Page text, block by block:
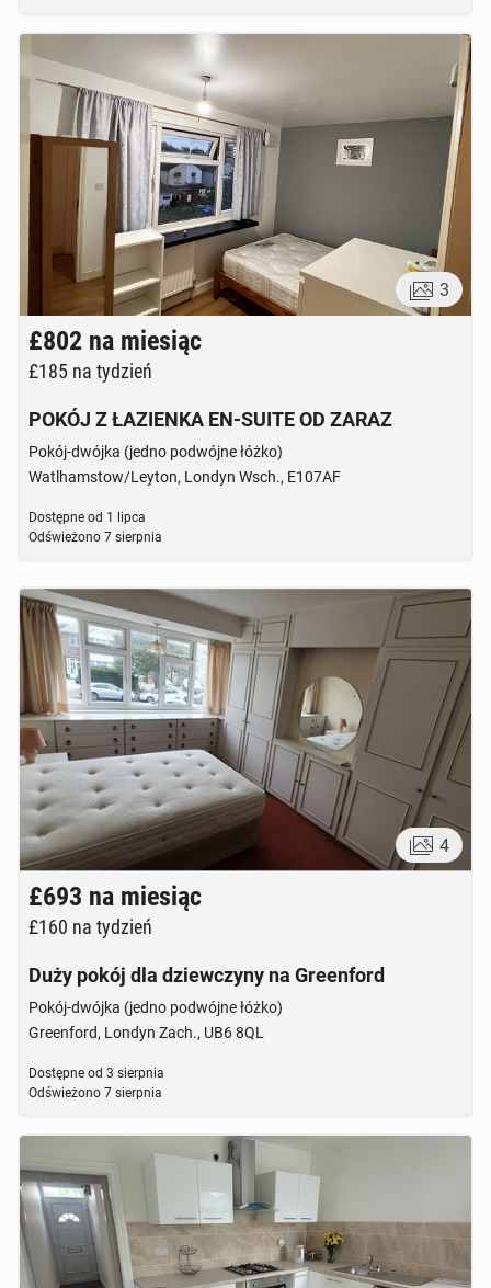
3
£802 na miesiąc
£185 na tydzień
POKÓJ Z ŁAZIENKA EN-SUITE OD ZARAZ
Pokój-dwójka (jedno podwójne łóżko)
Watlhamstow/Leyton, Londyn Wsch., E107AF
Dostępne od 1 lipca
Odświeżono 7 sierpnia
4
£693 na miesiąc
£160 na tydzień
Duży pokój dla dziewczyny na Greenford
Pokój-dwójka (jedno podwójne łóżko)
Greenford, Londyn Zach., UB6 8QL
Dostępne od 3 sierpnia
Odświeżono 7 sierpnia